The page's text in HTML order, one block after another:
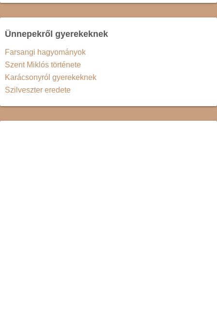
Ünnepekről gyerekeknek
Farsangi hagyományok
Szent Miklós története
Karácsonyról gyerekeknek
Szilveszter eredete